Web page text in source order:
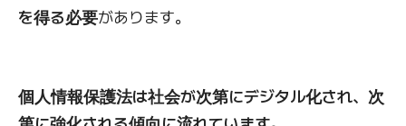
を得る必要があります。
個人情報保護法は社会が次第にデジタル化され、次